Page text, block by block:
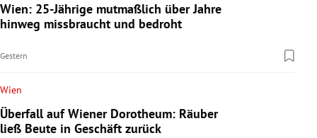
Wien: 25-Jährige mutmaßlich über Jahre
hinweg missbraucht und bedroht
Gestern
Wien
Überfall auf Wiener Dorotheum: Räuber
ließ Beute in Geschäft zurück